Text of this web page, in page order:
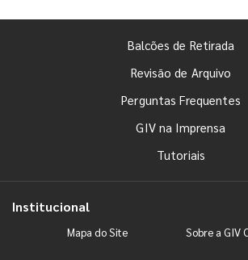
Balcões de Retirada
Revisão de Arquivo
Perguntas Frequentes
GIV na Imprensa
Tutoriais
Institucional
Mapa do Site Sobre a GIV